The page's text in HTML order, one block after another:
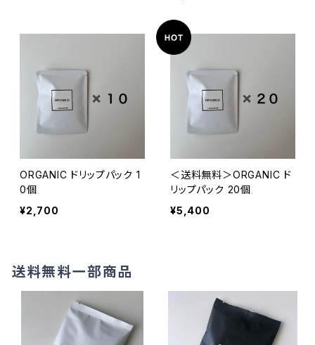
ORGANIC ドリップパック 1
0個
¥2,700
＜送料無料＞ORGANIC ド
リップパック 20個
¥5,400
送料無料一部商品